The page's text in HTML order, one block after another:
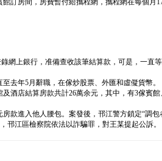
訂房間，房費暫付給攜程網，攜程網在每個月
上銀行，准備查收該筆結算款，可是，一直
去年5月辭職，在傢炒股票、外匯和虛儗貨幣。
店結算房款共計26萬余元，其中，有3傢賓
進入他人腰包。案發後，邗江警方鎖定“調
邗江區檢察院依法以詐騙罪，對王某提起公訴。